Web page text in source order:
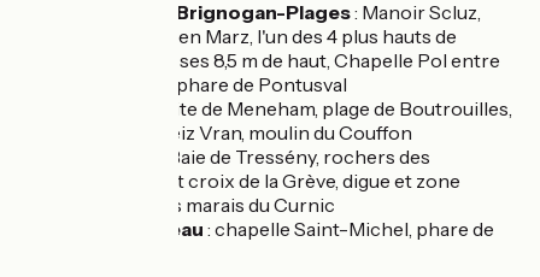
Plounéour-Brignogan-Plages: Manoir Scluz,
Menhir de Men Marz, l'un des 4 plus hauts de
France avec ses 8,5 m de haut, Chapelle Pol entre
les rochers, phare de Pontusval
: site de Meneham, plage de Boutrouilles,
pointe de Neiz Vran, moulin du Couffon
: Baie de Tressény, rochers des
Barrachou et croix de la Grève, digue et zone
naturelle des marais du Curnic
Plouguerneau : chapelle Saint-Michel, phare de